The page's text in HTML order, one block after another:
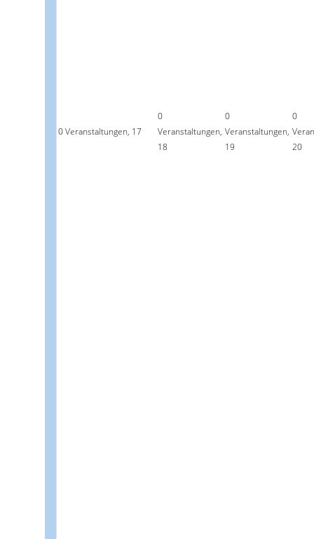
0 Veranstaltungen, 17
0
Veranstaltungen,
18
0
Veranstaltungen,
19
0
20